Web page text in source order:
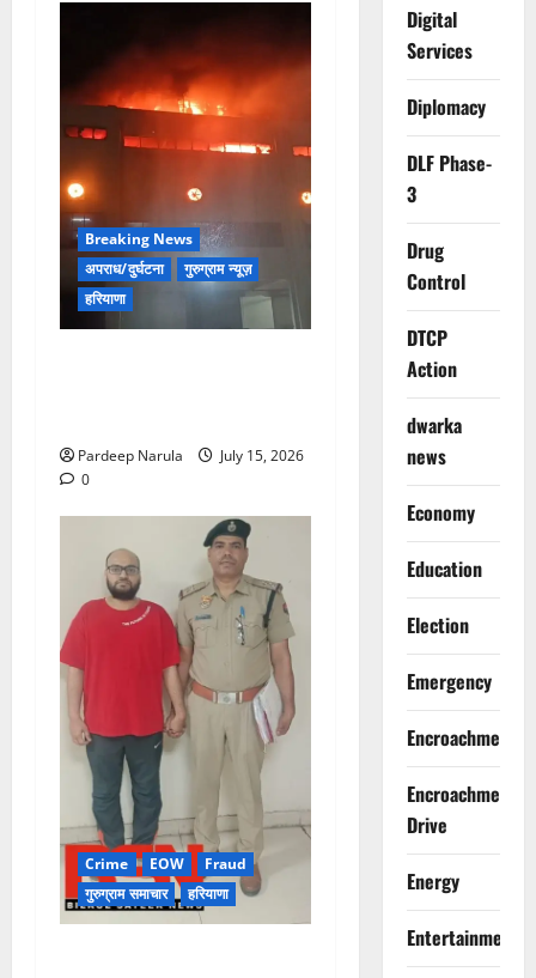
Breaking News
अपराध/दुर्घटना
गुरुग्राम न्यूज़
हरियाणा
Pardeep Narula
July 15, 2026
0
Crime EOW
Fraud
गुरुग्राम समाचार
हरियाणा
Digital
Services
Diplomacy
DLF Phase-
3
Drug
Control
DTCP
Action
dwarka
news
Economy
Education
Election
Emergency
Encroachment
Encroachment
Drive
Energy
Entertainment